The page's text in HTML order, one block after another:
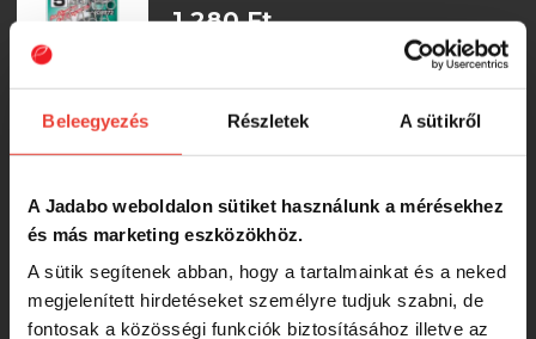
Beleegyezés Részletek A sütikről
A Jadabo weboldalon sütiket használunk a mérésekhez
és más marketing eszközökhöz.
A sütik segítenek abban, hogy a tartalmainkat és a neked
megjelenített hirdetéseket személyre tudjuk szabni, de
fontosak a közösségi funkciók biztosításához illetve az
1 280 Ft
Kulcskarika Decoy R-51 Front Ring #2
60lbs